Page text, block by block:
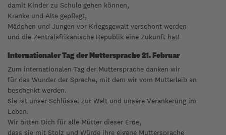
damit Kinder zu Schule gehen können,
Kranke und Alte gepflegt,
Mädchen und Jungen vor Kriegsgewalt verschont werden
und die Zentralafrikanische Republik eine Zukunft hat!
Internationaler Tag der Muttersprache 21. Februar
Zum internationalen Tag der Muttersprache danken wir
für das Wunder der Sprache, mit dem wir vom Mutterleib an
beschenkt werden.
Sie ist unser Schlüssel zur Welt und unsere Verankerung im
Leben.
Wir bitten Dich für alle Mütter dieser Erde,
dass sie mit Stolz und Würde ihre eigene Muttersprache